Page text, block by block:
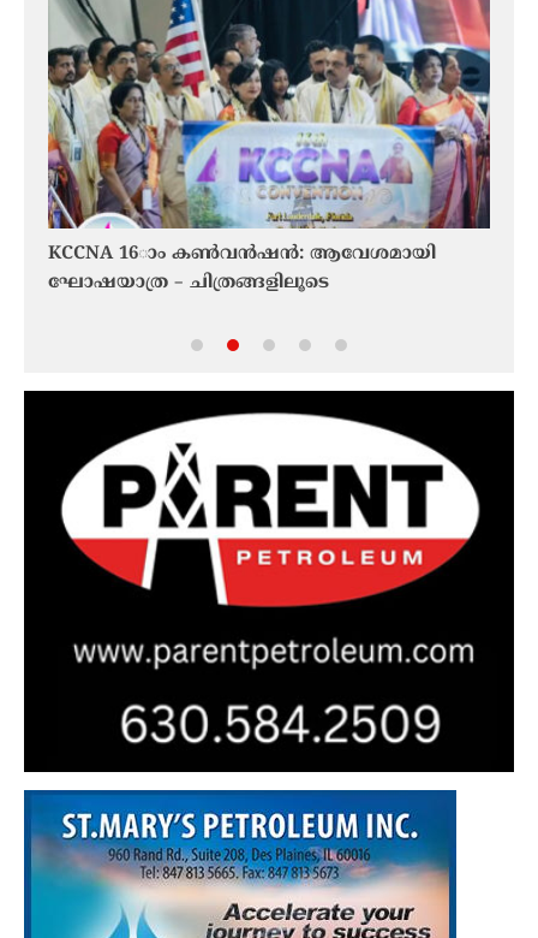
KCCNA 16ാം കൺവൻഷൻ: ആവേശമായി
ഘോഷയാത്ര – ചിത്രങ്ങളിലൂടെ